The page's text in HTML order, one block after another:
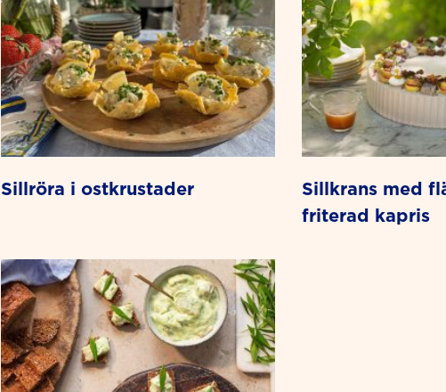
sillröra i ostkrustader
sillkrans med flädersill och
friterad kapris